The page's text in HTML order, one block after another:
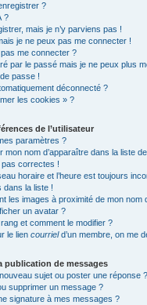
?
?
mais je n’y parviens pas !
je ne peux pas me connecter !
me connecter ?
par le passé mais je ne peux plus
passe !
déconnecté ?
les cookies » ?
de l’utilisateur
paramètres ?
mon nom d’apparaître dans la liste
correctes !
horaire et l’heure est toujours
dans la liste !
les images à proximité de mon nom
un avatar ?
et comment le modifier ?
le lien courrield’un membre, on me
publication de messages
sujet ou poster une réponse ?
supprimer un message ?
signature à mes messages ?